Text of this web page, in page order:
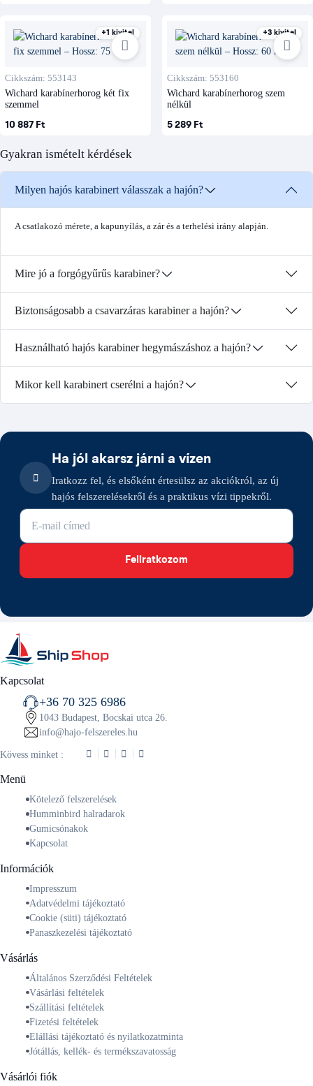
+1 kivitel
Cikkszám: 553143
Wichard karabínerhorog két fix
szemmel
10 887 Ft
+3 kivitel
Cikkszám: 553160
Wichard karabínerhorog szem
nélkül
5 289 Ft
Gyakran ismételt kérdések
Milyen hajós karabinert válasszak a hajón?
A csatlakozó mérete, a kapunyílás, a zár és a terhelési irány alapján.
Mire jó a forgógyűrűs karabiner?
Biztonságosabb a csavarzáras karabiner a hajón?
Használható hajós karabiner hegymászáshoz a hajón?
Mikor kell karabinert cserélni a hajón?
Ha jól akarsz járni a vízen
Iratkozz fel, és elsőként értesülsz az akciókról, az új
hajós felszerelésekről és a praktikus vízi tippekről.
E-mail cím
Feliratkozom
Kapcsolat
+36 70 325 6986
1043 Budapest, Bocskai utca 26.
info@hajo-felszereles.hu
Kövess minket :
Menü
Kötelező felszerelések
Humminbird halradarok
Gumicsónakok
Kapcsolat
Információk
Impresszum
Adatvédelmi tájékoztató
Cookie (süti) tájékoztató
Panaszkezelési tájékoztató
Vásárlás
Általános Szerződési Feltételek
Vásárlási feltételek
Szállítási feltételek
Fizetési feltételek
Elállási tájékoztató és nyilatkozatminta
Jótállás, kellék- és termékszavatosság
Vásárlói fiók